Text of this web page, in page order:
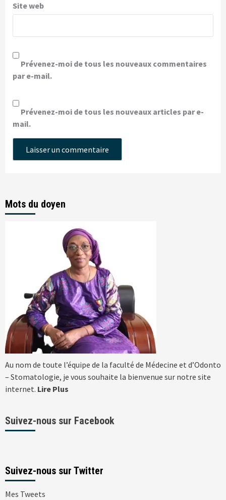
Site web
Prévenez-moi de tous les nouveaux commentaires
par e-mail.
Prévenez-moi de tous les nouveaux articles par e-
mail.
Mots du doyen
Au nom de toute l’équipe de la faculté de Médecine et d’Odonto
– Stomatologie, je vous souhaite la bienvenue sur notre site
internet. Lire Plus
Suivez-nous sur Facebook
Suivez-nous sur Twitter
Mes Tweets